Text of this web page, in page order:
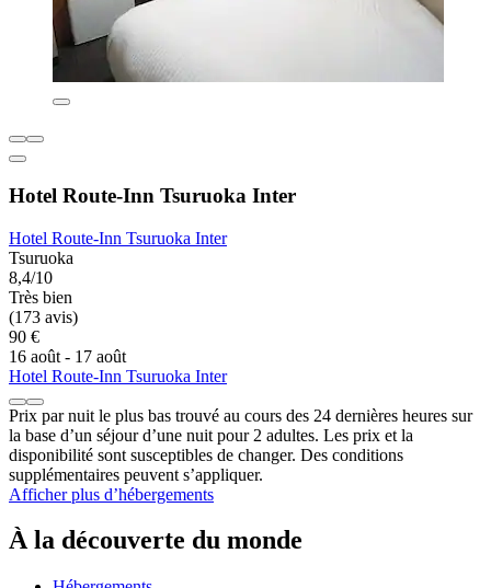
Hotel Route-Inn Tsuruoka Inter
Hotel Route-Inn Tsuruoka Inter
Tsuruoka
8,4/10
Très bien
(173 avis)
90 €
16 août - 17 août
Hotel Route-Inn Tsuruoka Inter
Prix par nuit le plus bas trouvé au cours des 24 dernières heures sur
la base d’un séjour d’une nuit pour 2 adultes. Les prix et la
disponibilité sont susceptibles de changer. Des conditions
supplémentaires peuvent s’appliquer.
Afficher plus d’hébergements
À la découverte du monde